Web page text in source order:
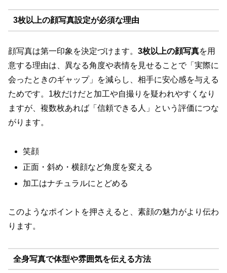
3枚以上の顔写真設定が必須な理由
顔写真は第一印象を決定づけます。 3枚以上の顔写真を用
意する理由は、異なる角度や表情を見せることで「実際に
会ったときのギャップ」を減らし、相手に安心感を与える
ためです。1枚だけだと加工や自撮りを疑われやすくなり
ますが、複数枚あれば「信頼できる人」という評価につな
がります。
笑顔
正面・斜め・横顔など角度を変える
加工はナチュラルにとどめる
このようなポイントを押さえると、素顔の魅力がより伝わ
ります。
全身写真で体型や雰囲気を伝える方法